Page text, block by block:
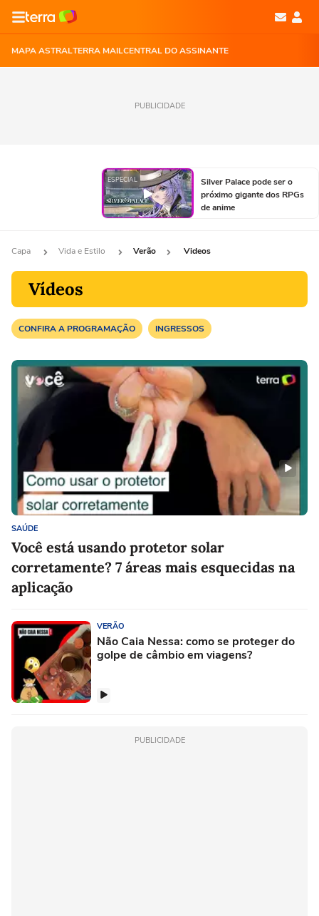
MAPA ASTRALTERRA MAILCENTRAL DO ASSINANTE
PUBLICIDADE
ESPECIAL
Silver Palace pode ser o
próximo gigante dos RPGs
de anime
Capa Vida e Estilo Verão Videos
Vídeos
CONFIRA A PROGRAMAÇÃO INGRESSOS
SAÚDE
Você está usando protetor solar
corretamente? 7 áreas mais esquecidas na
aplicação
VERÃO
Não Caia Nessa: como se proteger do
golpe de câmbio em viagens?
PUBLICIDADE